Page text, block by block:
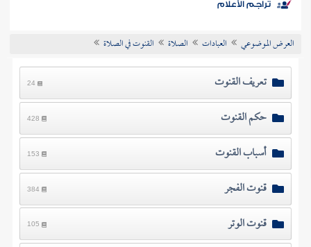
موضوعي
تراجم الأعلام
العرض الموضوعي العبادات الصلاة القنوت في الصلاة
تعريف القنوت 24
حكم القنوت 428
أسباب القنوت 153
قنوت الفجر 384
قنوت الوتر 105